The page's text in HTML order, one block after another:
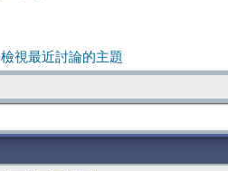
檢視最近討論的主題